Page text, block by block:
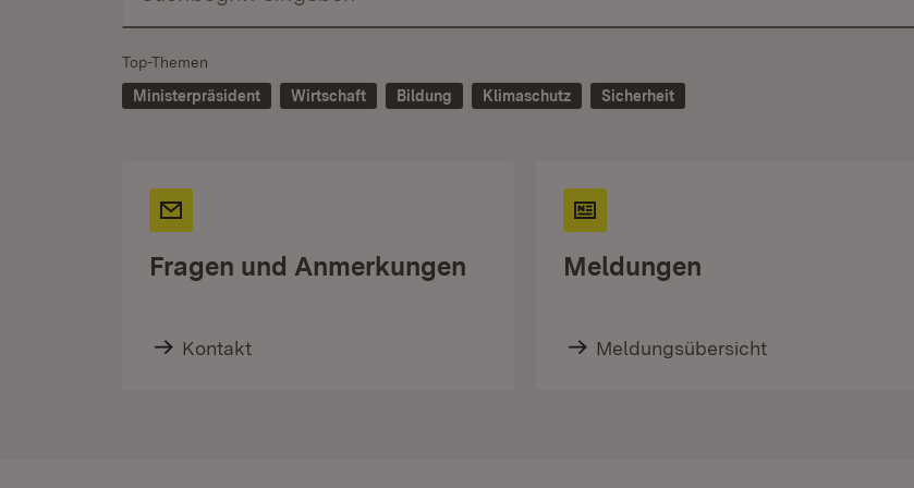
Top-Themen
Ministerpräsident
Wirtschaft Bildung Klimaschutz Sicherheit
Fragen und Anmerkungen
Kontakt
Meldungen
Meldungsübersicht